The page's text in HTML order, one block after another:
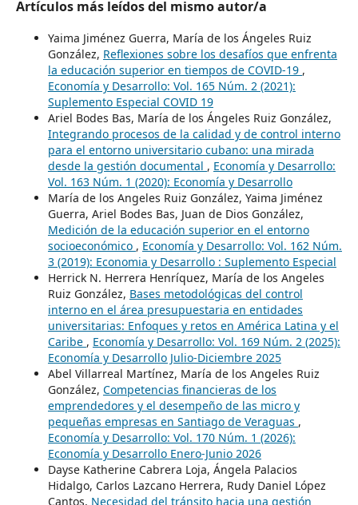
Artículos más leídos del mismo autor/a
Yaima Jiménez Guerra, María de los Ángeles Ruiz
González, Reflexiones sobre los desafíos que enfrenta
la educación superior en tiempos de COVID-19 ,
Economía y Desarrollo: Vol. 165 Núm. 2 (2021):
Suplemento Especial COVID 19
Ariel Bodes Bas, María de los Ángeles Ruiz González,
Integrando procesos de la calidad y de control interno
para el entorno universitario cubano: una mirada
desde la gestión documental , Economía y Desarrollo:
Vol. 163 Núm. 1 (2020): Economía y Desarrollo
María de los Angeles Ruiz González, Yaima Jiménez
Guerra, Ariel Bodes Bas, Juan de Dios González,
Medición de la educación superior en el entorno
socioeconómico , Economía y Desarrollo: Vol. 162 Núm.
3 (2019): Economia y Desarrollo : Suplemento Especial
Herrick N. Herrera Henríquez, María de los Angeles
Ruiz González, Bases metodológicas del control
interno en el área presupuestaria en entidades
universitarias: Enfoques y retos en América Latina y el
Caribe , Economía y Desarrollo: Vol. 169 Núm. 2 (2025):
Economía y Desarrollo Julio-Diciembre 2025
Abel Villarreal Martínez, María de los Angeles Ruiz
González, Competencias financieras de los
emprendedores y el desempeño de las micro y
pequeñas empresas en Santiago de Veraguas ,
Economía y Desarrollo: Vol. 170 Núm. 1 (2026):
Economía y Desarrollo Enero-Junio 2026
Dayse Katherine Cabrera Loja, Ángela Palacios
Hidalgo, Carlos Lazcano Herrera, Rudy Daniel López
Cantos, Necesidad del tránsito hacia una gestión